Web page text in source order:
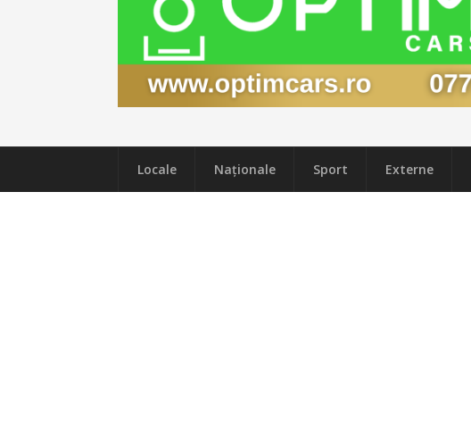
Locale Naţionale Sport Externe